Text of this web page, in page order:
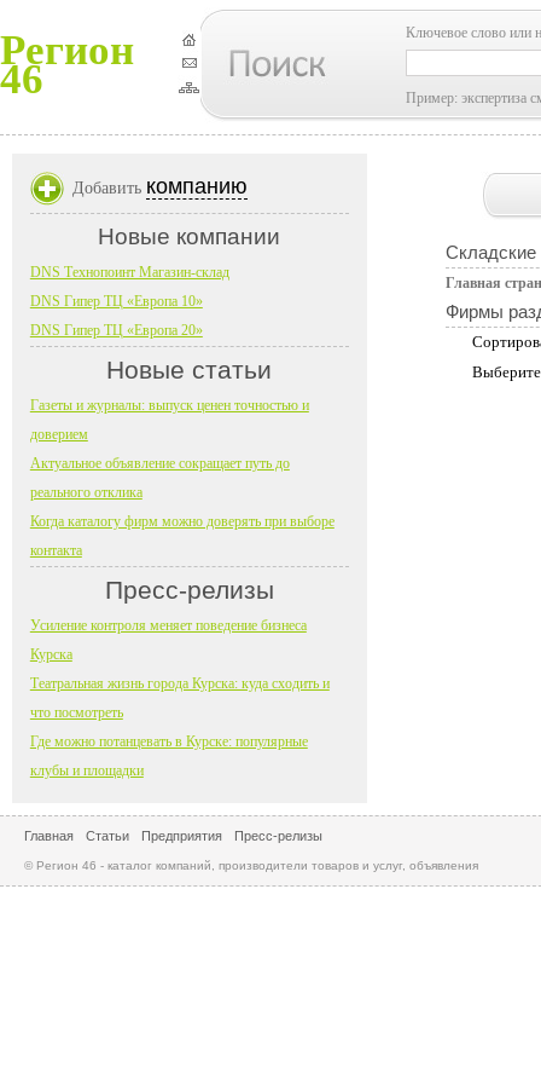
Регион
46
Ключевое слово или
Пример: экспертиза
Складские
Главная
Фирмы
Добавить компанию
Новые компании
DNS Технопоинт Магазин-склад
DNS Гипер ТЦ «Европа 10»
DNS Гипер ТЦ «Европа 20»
Новые статьи
Газеты и журналы: выпуск ценен точностью и
доверием
Актуальное объявление сокращает путь до
реального отклика
Когда каталогу фирм можно доверять при выборе
контакта
Пресс-релизы
Усиление контроля меняет поведение бизнеса
Курска
Театральная жизнь города Курска: куда сходить и
что посмотреть
Где можно потанцевать в Курске: популярные
клубы и площадки
Главная Статьи Предприятия Пресс-релизы
© Регион 46 - каталог компаний, производители товаров и услуг, объявления